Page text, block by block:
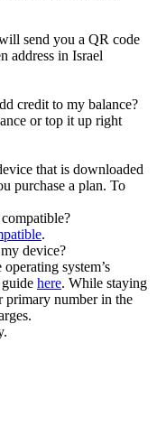
send you a QR code
address in Israel
credit to my balance?
or top it up right
that is downloaded
purchase a plan. To
.
device?
system’s
here. While staying
primary number in the